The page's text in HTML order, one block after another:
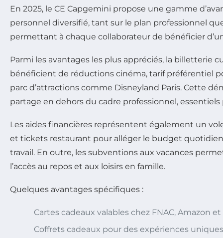
En 2025, le CE Capgemini propose une gamme
personnel diversifié, tant sur le plan professionnel
permettant à chaque collaborateur de bénéficier
Parmi les avantages les plus appréciés, la billetterie
bénéficient de réductions cinéma, tarif préférentiel
parc d’attractions comme Disneyland Paris. Cette
partage en dehors du cadre professionnel, essentiels
Les aides financières représentent également un
et tickets restaurant pour alléger le budget
travail. En outre, les subventions aux vacances
l’accès au repos et aux loisirs en famille.
Quelques avantages spécifiques :
Cartes cadeaux valables chez FNAC, Amazon
Coffrets cadeaux pour des expériences uniques